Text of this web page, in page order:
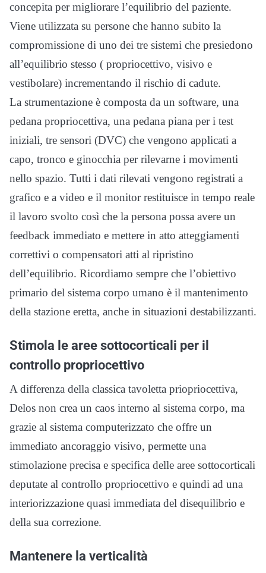
concepita per migliorare l’equilibrio del paziente.
Viene utilizzata su persone che hanno subito la
compromissione di uno dei tre sistemi che presiedono
all’equilibrio stesso ( propriocettivo, visivo e
vestibolare) incrementando il rischio di cadute.
La strumentazione è composta da un software, una
pedana propriocettiva, una pedana piana per i test
iniziali, tre sensori (DVC) che vengono applicati a
capo, tronco e ginocchia per rilevarne i movimenti
nello spazio. Tutti i dati rilevati vengono registrati a
grafico e a video e il monitor restituisce in tempo reale
il lavoro svolto così che la persona possa avere un
feedback immediato e mettere in atto atteggiamenti
correttivi o compensatori atti al ripristino
dell’equilibrio. Ricordiamo sempre che l’obiettivo
primario del sistema corpo umano è il mantenimento
della stazione eretta, anche in situazioni destabilizzanti.
Stimola le aree sottocorticali per il
controllo propriocettivo
A differenza della classica tavoletta priopriocettiva,
Delos non crea un caos interno al sistema corpo, ma
grazie al sistema computerizzato che offre un
immediato ancoraggio visivo, permette una
stimolazione precisa e specifica delle aree sottocorticali
deputate al controllo propriocettivo e quindi ad una
interiorizzazione quasi immediata del disequilibrio e
della sua correzione.
Mantenere la verticalità